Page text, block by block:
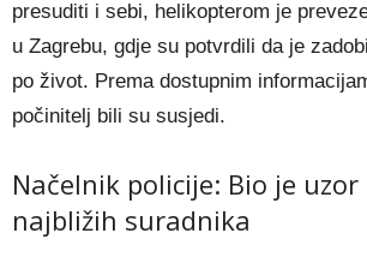
presuditi i sebi, helikopterom je
u Zagrebu, gdje su potvrdili da je
po život. Prema dostupnim
počinitelj bili su susjedi.
Načelnik policije: Bio je
najbližih suradnika